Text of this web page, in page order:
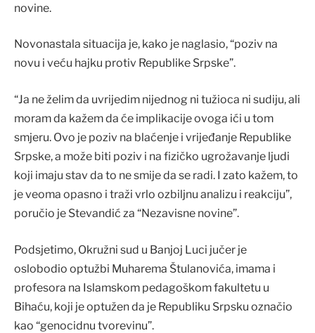
novine.
Novonastala situacija je, kako je naglasio, “poziv na
novu i veću hajku protiv Republike Srpske”.
“Ja ne želim da uvrijedim nijednog ni tužioca ni sudiju, ali
moram da kažem da će implikacije ovoga ići u tom
smjeru. Ovo je poziv na blaćenje i vrijeđanje Republike
Srpske, a može biti poziv i na fizičko ugrožavanje ljudi
koji imaju stav da to ne smije da se radi. I zato kažem, to
je veoma opasno i traži vrlo ozbiljnu analizu i reakciju”,
poručio je Stevandić za “Nezavisne novine”.
Podsjetimo, Okružni sud u Banjoj Luci jučer je
oslobodio optužbi Muharema Štulanovića, imama i
profesora na Islamskom pedagoškom fakultetu u
Bihaću, koji je optužen da je Republiku Srpsku označio
kao “genocidnu tvorevinu”.